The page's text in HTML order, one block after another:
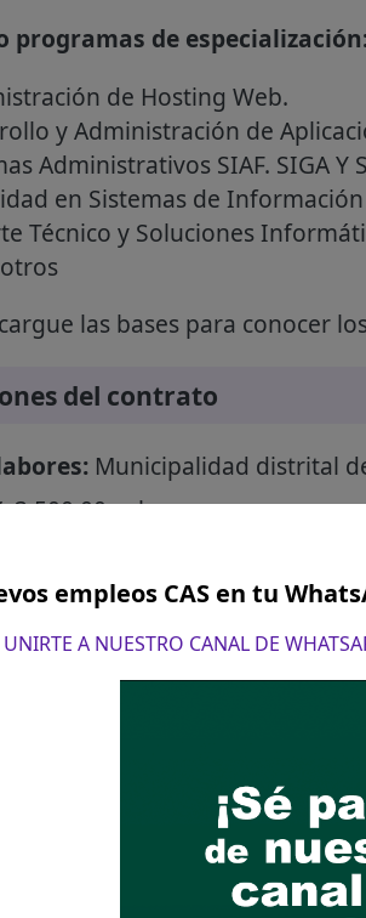
programas de
de Hosting Web.
y Administración de
Administrativos SIAF. SIGA Y
en Sistemas de
Técnico y Soluciones
las bases para conocer
del contrato
Municipalidad distrital
3,500.00 soles
empleos CAS en tu
A NUESTRO CANAL DE